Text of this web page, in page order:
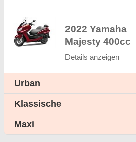
2022 Yamaha
Majesty 400cc
Details anzeigen
Urban
Klassische
Maxi